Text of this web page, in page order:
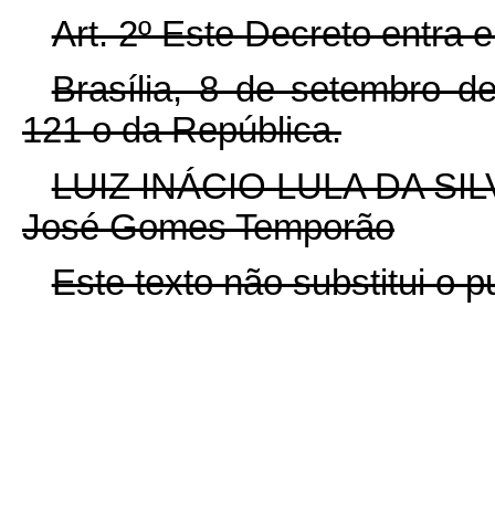
Art. 2º Este Decreto entra
Brasília, 8 de setembro
121oda República.
LUIZ INÁCIO LULA DA
José Gomes Temporão
Este texto não substitui o